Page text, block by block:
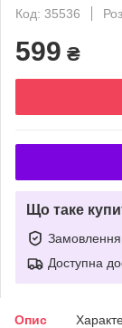
Код: 35536
599 ₴
Що таке
Замовлення
Доступна
Опис